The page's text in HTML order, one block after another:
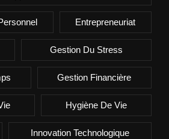
Entrepreneuriat
Gestion Du Stress
Gestion Financière
Hygiène De Vie
Innovation Technologique